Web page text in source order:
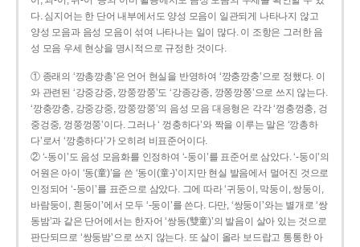
다. 심지어는 한 단어 내부에서도 양성 모음이 일관되게 나타나지 않고
양성 모음과 음성 모음이 섞여 나타나는 일이 많다. 이 조항은 그러한 음
성 모음 우세 현상을 명시적으로 규정한 것이다.
① 종래의 ‘깡총깡총’은 언어 현실을 반영하여 ‘깡충깡충’으로 정했다. 이
와 관련된 ‘강중강중, 깡쭝깡쭝’도 ‘강종강종, 깡쫑깡쫑’으로 쓰지 않는다.
‘깡충깡충, 강중강중, 깡쭝깡쭝’의 음성 모음 대응형은 각각 ‘껑충껑충, 겅
중겅중, 껑쭝껑쭝’이다. 그러나 ‘ 껑충하다’와 짝을 이루는 말은 ‘깡총하
다’로서 ‘깡충하다’가 오히려 비표준어이다.
② ‘-동이’도 음성 모음화를 인정하여 ‘-둥이’를 표준어로 삼았다. ‘-둥이’의
어원은 아이 ‘동(童)’을 쓴 ‘동이(童-)’이지만 현실 발음에서 멀어진 것으로
인정되어 ‘-둥이’를 표준으로 삼았다. 그에 따라 ‘귀둥이, 막둥이, 쌍둥이,
바람둥이, 흰둥이’에서 모두 ‘-둥이’를 쓴다. 다만, ‘쌍둥이’와는 별개로 ‘쌍
동밤’과 같은 단어에서는 한자어 ‘쌍동(雙童)’의 발음이 살아 있는 것으로
판단되므로 ‘쌍둥밤’으로 쓰지 않는다. 또 살이 올라 보드랍고 통통한 아